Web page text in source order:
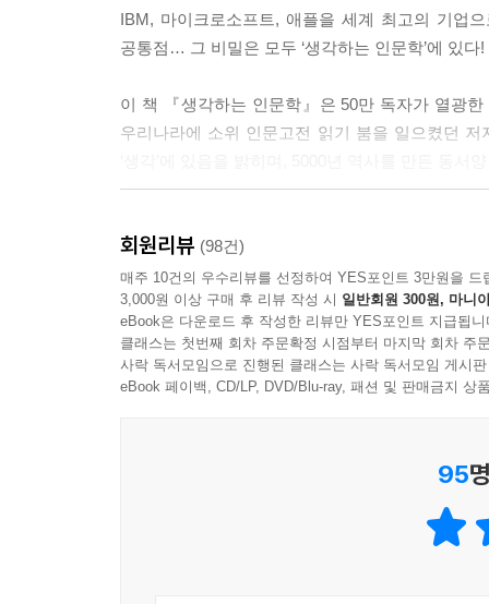
IBM, 마이크로소프트, 애플을 세계 최고의 기업
공통점… 그 비밀은 모두 ‘생각하는 인문학’에 있다!
이 책 『생각하는 인문학』은 50만 독자가 열광
우리나라에 소위 인문고전 읽기 붐을 일으켰던 저
공자, 소크라테스, 정약용, 스티브 잡스, 빌 게이츠
5000년 역사를 만든 동서양 천재들은 모두 ‘생각하
‘생각하는 인문학’은 총 6단계로 이루어진다. 지
채우는 ‘습득’, 공부와 생각의 강력한 이유를 세우
5000년 역사를 만든 동서양 천재들의 사색공부법
사색공부법 02. 당신의 마음은 어디에 있는가? 거
사색공부법 04. 소크라테스처럼, 육체의 한계를 초
회원리뷰 (98건)
매주 10건의 우수리뷰를 선정하여 YES포인트 3만원을 드
3,000원 이상 구매 후 리뷰 작성 시 일반회원 300원, 마니
eBook은 다운로드 후 작성한 리뷰만 YES포인트 지급됩니
클래스는 첫번째 회차 주문확정 시점부터 마지막 회차 주
사락 독서모임으로 진행된 클래스는 사락 독서모임 게시
eBook 페이백, CD/LP, DVD/Blu-ray, 패션 및 판매금지 상
95